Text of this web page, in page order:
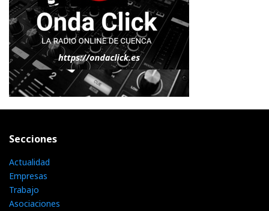
Secciones
Actualidad
Empresas
Trabajo
Asociaciones